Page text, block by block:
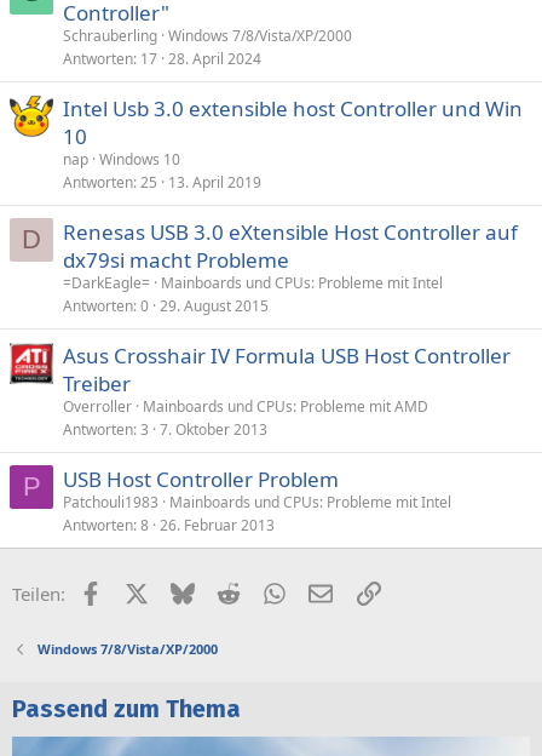
Controller"
Schrauberling Windows 7/8/Vista/XP/2000
Antworten 17 28. April 2024
Intel Usb 3.0 extensible host Controller und Win
10
nap Windows 10
Antworten 25 13. April 2019
D
Renesas USB 3.0 eXtensible Host Controller auf
dx79si macht Probleme
=DarkEagle=
Mainboards und CPUs: Probleme mit Intel
Antworten 0 29. August 2015
Asus Crosshair IV Formula USB Host Controller
Treiber
Overroller Mainboards und CPUs: Probleme mit AMD
Antworten 3 7. Oktober 2013
P USB Host Controller Problem
Patchouli1983
Mainboards und CPUs: Probleme mit Intel
Antworten 8 26. Februar 2013
Teilen: FacebookX (Twitter)
BlueskyRedditWhatsApp
E-MailLink
Windows 7/8/Vista/XP/2000
Passend zum Thema